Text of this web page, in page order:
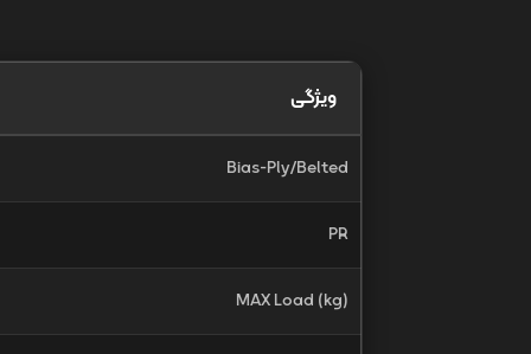
ویژگی
Bias-Ply/Belted
PR
MAX Load (kg)